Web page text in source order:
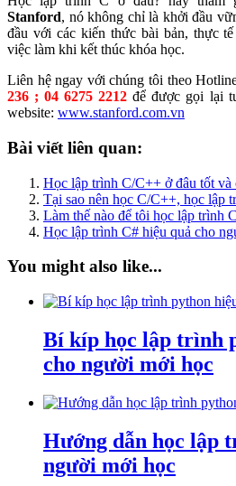
Stanford, nó không chỉ là khởi đầu
đầu với các kiến thức bài bản, thực
việc làm khi kết thúc khóa học.
Liên hệ ngay với chúng tôi theo
236 ; 04 6275 2212 để được gọi lại
website: www.stanford.com.vn
Bài viết liên quan:
Học lập trình C/C++ ở đâu tốt và
Tại sao nên học C/C++, học lập
Làm thế nào để tôi học lập trình
Học lập trình C# hiệu quả cho
You might also like...
Bí kíp học lập trình
cho người mới học
Hướng dẫn học lập
người mới học